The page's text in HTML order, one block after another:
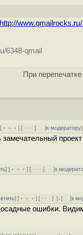
http://www.qmailrocks.ru/
6348-qmail
При
﹢﹢﹢] [ · · ·] [к модератору]
] [ ﹢﹢﹢] [ · · ·] [к
] [ ﹢﹢﹢] [ · · ·][↓] [к
ошибки.